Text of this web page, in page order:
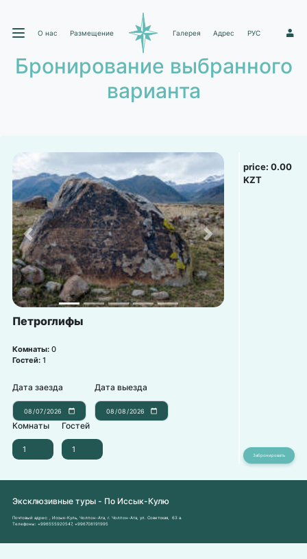
О нас Размещение Галерея Адрес РУС 1
Бронирование выбранного
варианта
Previous Next
Петроглифы
Комнаты: 0
Гостей: 1
Дата заезда Дата выезда
Комнаты Гостей
price:0.00
KZT
Эксклюзивные туры - По Иссык-Кулю
Почтовый адрес:
, Иссык-Куль, Чолпон-Ата, г. Чолпон-Ата, ул. Советская, 63 а.
Телефоны: +996555920547, +996708191995